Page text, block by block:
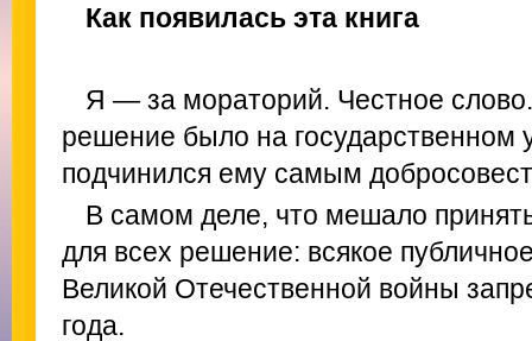
Как появилась эта книга
Я — за мораторий. Честное
решение было на государственном
подчинился ему самым
В самом деле, что мешало
для всех решение: всякое
Великой Отечественной войны
года.